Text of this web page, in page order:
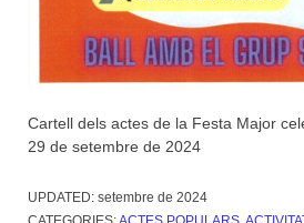
Cartell dels actes de la Festa Major
29 de setembre de 2024
UPDATED: setembre de 2024